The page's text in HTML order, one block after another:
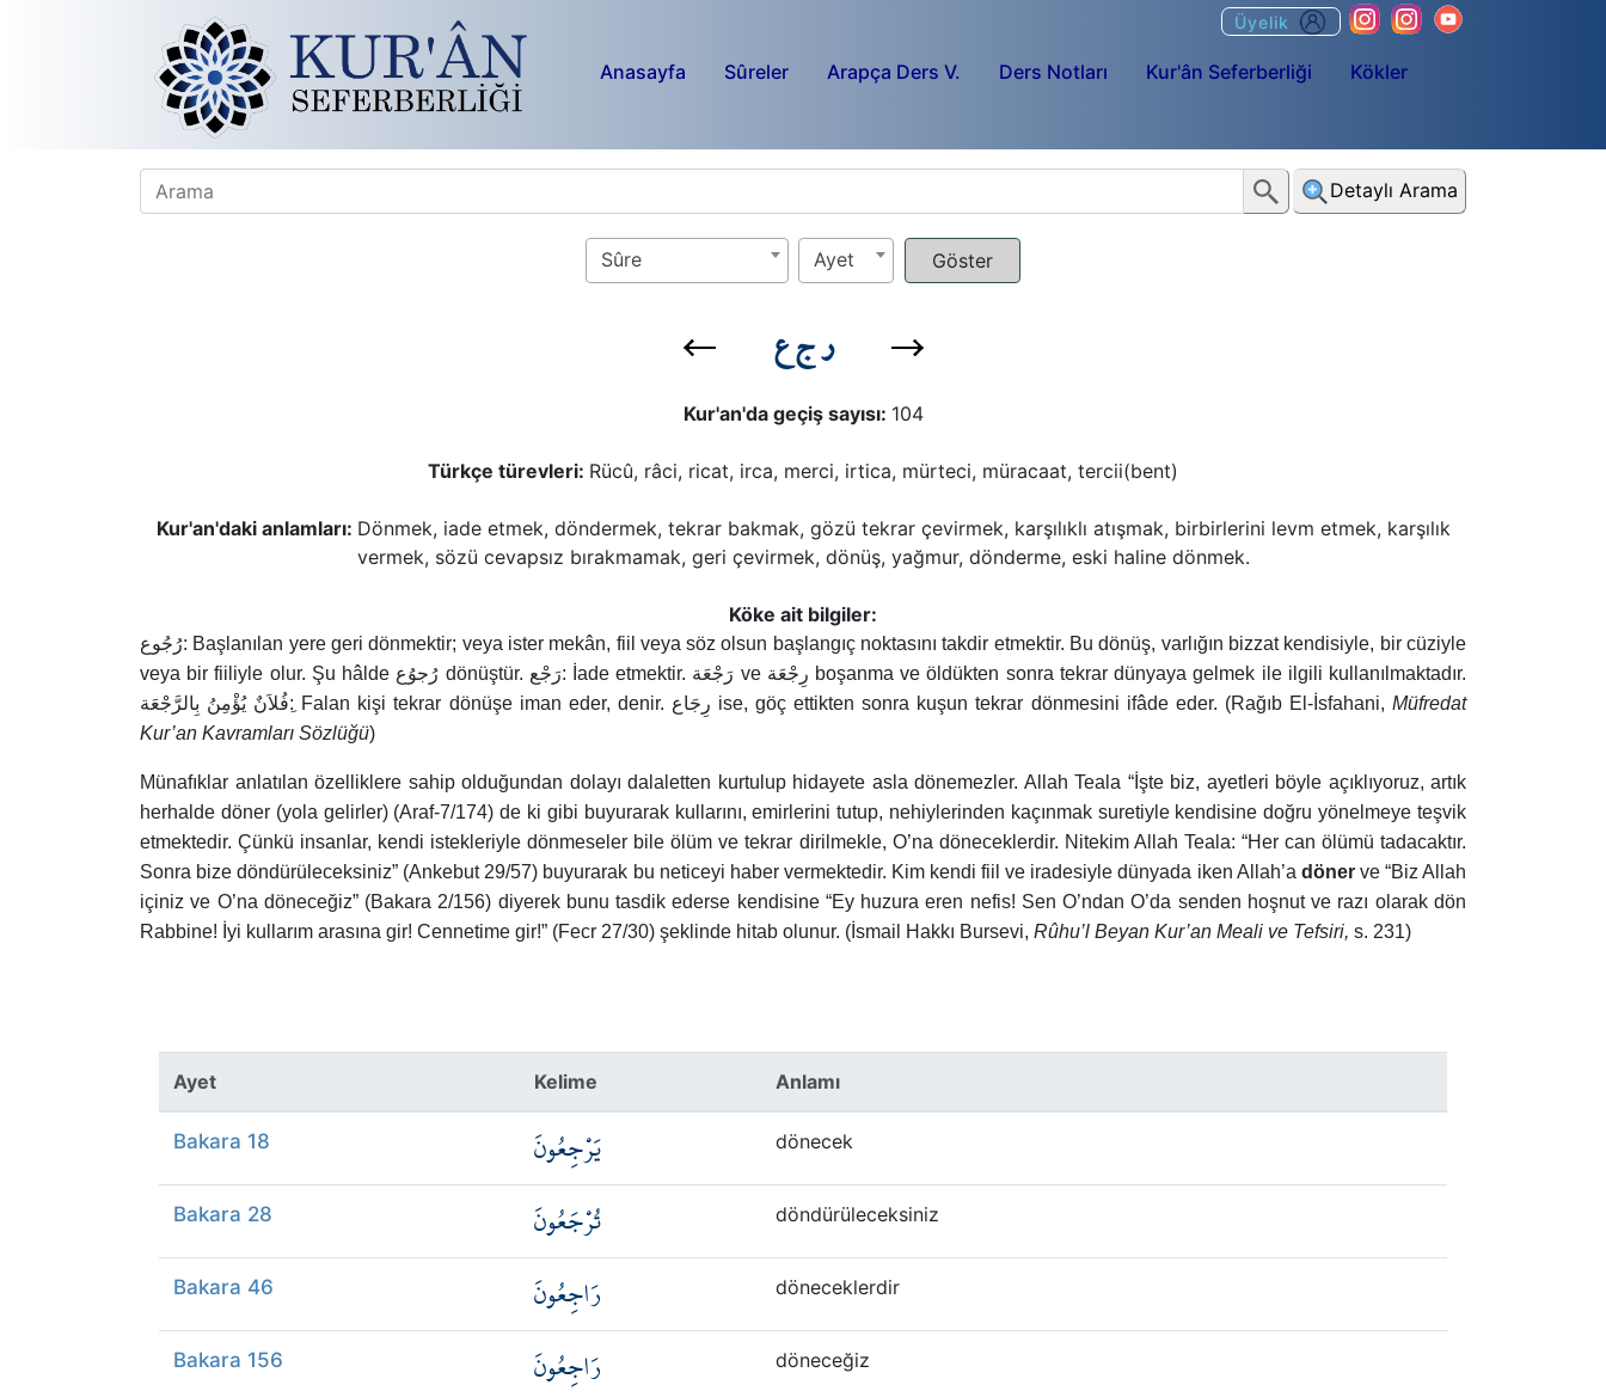
Anasayfa Sûreler Arapça Ders V. Ders Notları Kur'ân Seferberliği Kökler
Üyelik
Detaylı Arama
Sûre Ayet
ر ج ع
Kur'an'da geçiş sayısı: 104
Türkçe türevleri: Rücû, râci, ricat, irca, merci, irtica, mürteci, müracaat, tercii(bent)
Kur'an'daki anlamları: Dönmek, iade etmek, döndermek, tekrar bakmak, gözü tekrar çevirmek, karşılıklı atışmak, birbirlerini levm etmek, karşılık
vermek, sözü cevapsız bırakmamak, geri çevirmek, dönüş, yağmur, dönderme, eski haline dönmek.
Köke ait bilgiler:
رُجُوع: Başlanılan yere geri dönmektir; veya ister mekân, fiil veya söz olsun başlangıç noktasını takdir etmektir. Bu dönüş, varlığın bizzat kendisiyle, bir cüziyle
veya bir fiiliyle olur. Şu hâlde رُجوُع dönüştür. رَجْع: İade etmektir. رَجْعَة ve رِجْعَة boşanma ve öldükten sonra tekrar dünyaya gelmek ile ilgili kullanılmaktadır.
فُلاَنٌ يُؤْمِنُ بِالرَّجْعَةِ: Falan kişi tekrar dönüşe iman eder, denir. رِجَاع ise, göç ettikten sonra kuşun tekrar dönmesini ifâde eder. (Rağıb El-İsfahani,Müfredat
Kur’an Kavramları Sözlüğü)
Münafıklar anlatılan özelliklere sahip olduğundan dolayı dalaletten kurtulup hidayete asla dönemezler. Allah Teala “İşte biz, ayetleri böyle açıklıyoruz, artık
herhalde döner (yola gelirler) (Araf-7/174) de ki gibi buyurarak kullarını, emirlerini tutup, nehiylerinden kaçınmak suretiyle kendisine doğru yönelmeye teşvik
etmektedir. Çünkü insanlar, kendi istekleriyle dönmeseler bile ölüm ve tekrar dirilmekle, O’na döneceklerdir. Nitekim Allah Teala: “Her can ölümü tadacaktır.
Sonra bize döndürüleceksiniz” (Ankebut 29/57) buyurarak bu neticeyi haber vermektedir. Kim kendi fiil ve iradesiyle dünyada iken Allah’a dönerve “Biz Allah
içiniz ve O’na döneceğiz” (Bakara 2/156) diyerek bunu tasdik ederse kendisine “Ey huzura eren nefis! Sen O’ndan O’da senden hoşnut ve razı olarak dön
Rabbine! İyi kullarım arasına gir! Cennetime gir!” (Fecr 27/30) şeklinde hitab olunur. (İsmail Hakkı Bursevi, Rûhu’l Beyan Kur’an Meali ve Tefsiri, s. 231)
Ayet Kelime Anlamı
Bakara 18 يَرْجِعُونَ dönecek
Bakara 28 تُرْجَعُونَ döndürüleceksiniz
Bakara 46 رَاجِعُونَ döneceklerdir
Bakara 156 رَاجِعُونَ döneceğiz